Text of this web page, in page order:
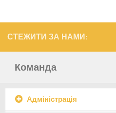
СТЕЖИТИ ЗА НАМИ:
Команда
Адміністрація